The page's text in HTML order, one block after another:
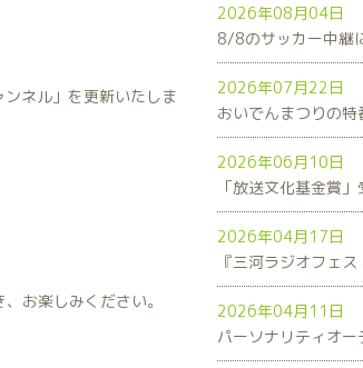
ネル」を更新いたしま
お楽しみください。
2026年08月04日
8/8のサッカー中継
2026年07月22日
おいでんまつりの
2026年06月10日
「放送文化基金賞
2026年04月17日
2026年04月11日
パーソナリティオ